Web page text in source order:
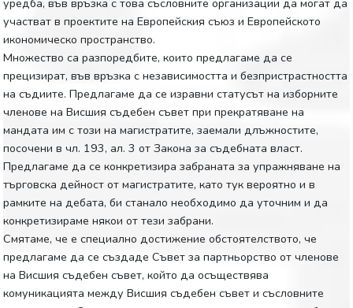
участват в проектите на Европейския съюз и Европейското
икономическо пространство.
Множество са разпоредбите, които предлагаме да се
прецизират, във връзка с независимостта и безпристрастността
на съдиите. Предлагаме да се изравни статусът на изборните
членове на Висшия съдебен съвет при прекратяване на
мандата им с този на магистратите, заемали длъжностите,
посочени в чл. 193, ал. 3 от Закона за съдебната власт.
Предлагаме да се конкретизира забраната за упражняване на
търговска дейност от магистратите, като тук вероятно и в
рамките на дебата, би станало необходимо да уточним и да
конкретизираме някои от тези забрани.
Смятаме, че е специално достижение обстоятелството, че
предлагаме да се създаде Съвет за партньорство от членове
на Висшия съдебен съвет, който да осъществява
комуникацията между Висшия съдебен съвет и съсловните